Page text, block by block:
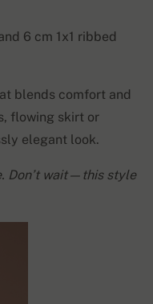
6 cm 1x1 ribbed
blends comfort and
flowing skirt or
elegant look.
Don’t wait—this style